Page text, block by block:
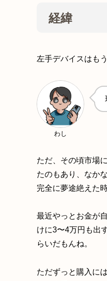
経緯
左手デバイスはも
わし
ただ、その頃市場
たのもあり、なか
完全に夢途絶えた
最近やっとお金が
けに3〜4万円も出
らいだもんね。
ただずっと購入に